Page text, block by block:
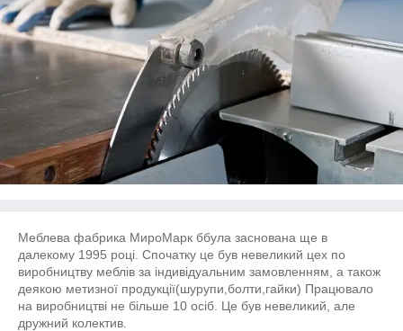
Меблева фабрика МироМарк ббула заснована ще в
далекому 1995 році. Спочатку це був невеликий цех по
виробництву меблів за індивідуальним замовленням, а також
деякою метизної продукції(шурупи,болти,гайки) Працювало
на виробництві не більше 10 осіб. Це був невеликий, але
дружний колектив.